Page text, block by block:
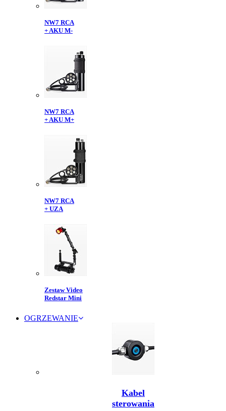
NW7 RCA
+ AKU M-
NW7 RCA
+ AKU M+
NW7 RCA
+ UZA
Zestaw Video
Redstar Mini
OGRZEWANIE
Kabel
sterowania